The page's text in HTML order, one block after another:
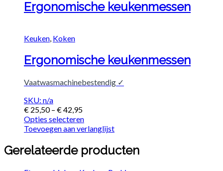
Ergonomische keukenmessen
Keuken, Koken
Ergonomische keukenmessen
Vaatwasmachinebestendig ✓
SKU: n/a
€ 25,50– €42,95
Opties selecteren
Toevoegen aan verlanglijst
Gerelateerde producten